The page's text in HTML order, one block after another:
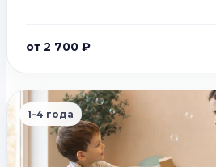
от 2 700 ₽
1–4 года